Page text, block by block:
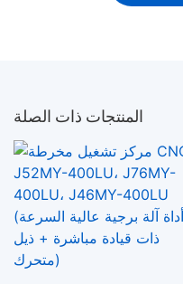
المنتجات ذات الصلة